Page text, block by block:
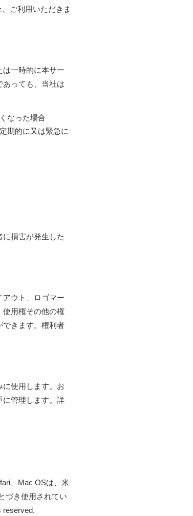
ご利用いただきま
一時的に本サー
あっても、当社は
なった場合
期的に又は緊急に
損害が発生した
ウト、ロゴマー
使用権その他の権
できます。権利者
使用します。お
に管理します。詳
、Mac OSは、米
づき使用されてい
reserved.